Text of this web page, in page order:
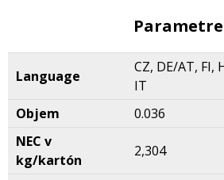
Parametre
Language
CZ, DE/AT, FI,
IT
Objem
0.036
NEC v
kg/kartón
2,304